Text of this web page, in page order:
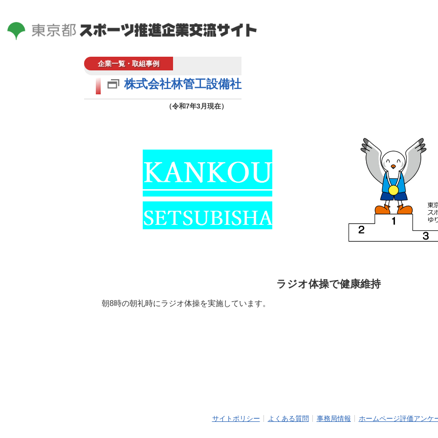
企業一覧・取組事例
株式会社林管工設備社
（令和7年3月現在）
ラジオ体操で健康維持
朝8時の朝礼時にラジオ体操を実施しています。
サイトポリシー よくある質問 事務局情報 ホームページ評価アンケ